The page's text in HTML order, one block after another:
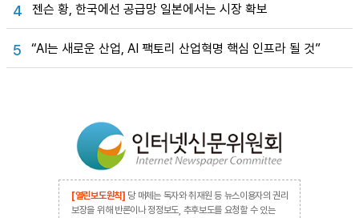
4 젠슨 황, 한국에선 공급망 일본에서는 시장 확보
5 “AI는 새로운 산업, AI 팩토리 산업혁명 핵심 인프라 될 것”
[열린보도원칙] 당 매체는 독자와 취재원 등 뉴스이용자의 권리
보장을 위해 반론이나 정정보도, 추후보도를 요청할 수 있는